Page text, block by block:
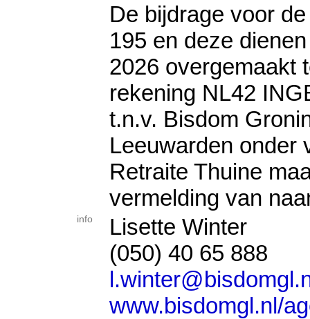
De bijdrage voor
195 en deze
2026 overgemaakt
rekening NL42
t.n.v. Bisdom
Leeuwarden onder
Retraite Thuine
vermelding van
info
Lisette Winter
(050) 40 65 888
www.bisdomgl.nl/